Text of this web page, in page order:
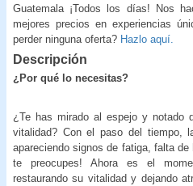
Guatemala ¡Todos los días! Nos
mejores precios en experiencias
perder ninguna oferta? Hazlo aquí.
Descripción
¿Por qué lo necesitas?
¿Te has mirado al espejo y notado
vitalidad? Con el paso del tiempo,
apareciendo signos de fatiga, falta
te preocupes! Ahora es el
restaurando su vitalidad y dejando